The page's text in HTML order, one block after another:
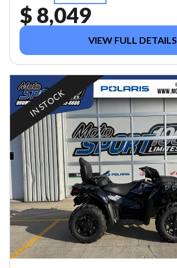
$ 8,049
VIEW FULL DETAILS
IN STOCK